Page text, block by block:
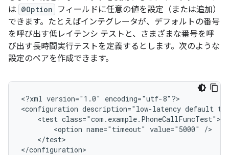
は @Option
フィールドに任意の値を設定（または追加）
できます。たとえばインテグレータが、デフォルトの番号
を呼び出す低レイテンシ テストと、さまざまな番号を呼
び出す長時間実行テストを定義するとします。次のような
設定のペアを作成できます。
<?xml version="1.0" encoding="utf-8"?>
<configuration description="low-latency default
    <test class="com.example.PhoneCallFuncTest">
        <option name="timeout" value="5000" />
    </test>
</configuration>